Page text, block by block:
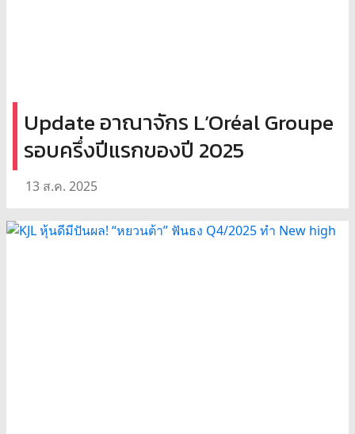
Update อาณาจักร L’Oréal Groupe
รอบครึ่งปีแรกของปี 2025
13 ส.ค. 2025